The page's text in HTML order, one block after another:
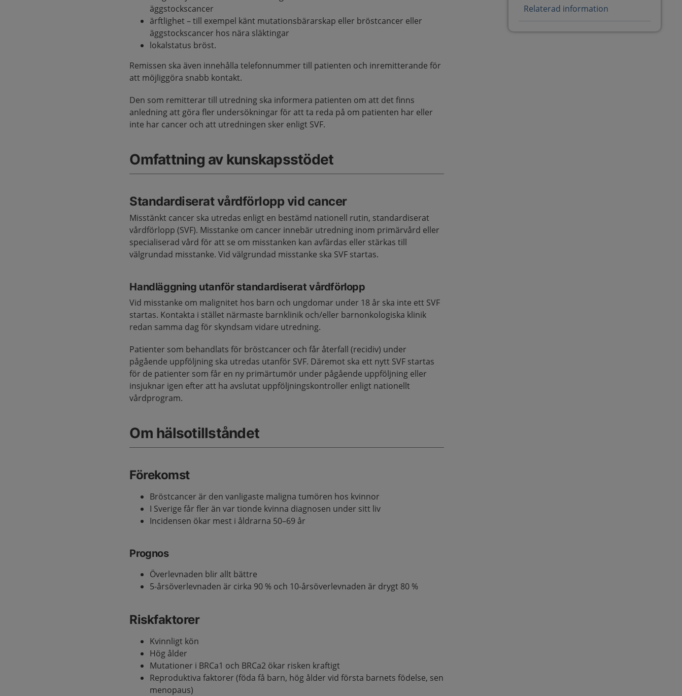
äggstockscancer
ärftlighet – till exempel känt mutationsbärarskap eller bröstcancer eller
äggstockscancer hos nära släktingar
lokalstatus bröst.
Remissen ska även innehålla telefonnummer till patienten och inremitterande för
att möjliggöra snabb kontakt.
Den som remitterar till utredning ska informera patienten om att det finns
anledning att göra fler undersökningar för att ta reda på om patienten har eller
inte har cancer och att utredningen sker enligt SVF.
Omfattning av kunskapsstödet
Standardiserat vårdförlopp vid cancer
Misstänkt cancer ska utredas enligt en bestämd nationell rutin, standardiserat
vårdförlopp (SVF). Misstanke om cancer innebär utredning inom primärvård eller
specialiserad vård för att se om misstanken kan avfärdas eller stärkas till
välgrundad misstanke. Vid välgrundad misstanke ska SVF startas.
Handläggning utanför standardiserat vårdförlopp
Vid misstanke om malignitet hos barn och ungdomar under 18 år ska inte ett SVF
startas. Kontakta i stället närmaste barnklinik och/eller barnonkologiska klinik
redan samma dag för skyndsam vidare utredning.
Patienter som behandlats för bröstcancer och får återfall (recidiv) under
pågående uppföljning ska utredas utanför SVF. Däremot ska ett nytt SVF startas
för de patienter som får en ny primärtumör under pågående uppföljning eller
insjuknar igen efter att ha avslutat uppföljningskontroller enligt nationellt
vårdprogram.
Om hälsotillståndet
Förekomst
Bröstcancer är den vanligaste maligna tumören hos kvinnor
I Sverige får fler än var tionde kvinna diagnosen under sitt liv
Incidensen ökar mest i åldrarna 50–69 år
Prognos
Överlevnaden blir allt bättre
5-årsöverlevnaden är cirka 90 % och 10-årsöverlevnaden är drygt 80 %
Riskfaktorer
Kvinnligt kön
Hög ålder
Mutationer i BRCa1 och BRCa2 ökar risken kraftigt
Reproduktiva faktorer (föda få barn, hög ålder vid första barnets födelse, sen
menopaus)
Relaterad information